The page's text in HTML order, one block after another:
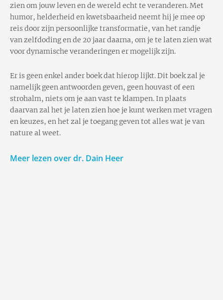
zien om jouw leven en de wereld echt te veranderen. Met
humor, helderheid en kwetsbaarheid neemt hij je mee op
reis door zijn persoonlijke transformatie, van het randje
van zelfdoding en de 20 jaar daarna, om je te laten zien wat
voor dynamische veranderingen er mogelijk zijn.
Er is geen enkel ander boek dat hierop lijkt. Dit boek zal je
namelijk geen antwoorden geven, geen houvast of een
strohalm, niets om je aan vast te klampen. In plaats
daarvan zal het je laten zien hoe je kunt werken met vragen
en keuzes, en het zal je toegang geven tot alles wat je van
nature al weet.
Meer lezen over dr. Dain Heer